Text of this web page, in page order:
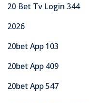
20 Bet Tv Login 344
2026
20bet App 103
20bet App 409
20bet App 547